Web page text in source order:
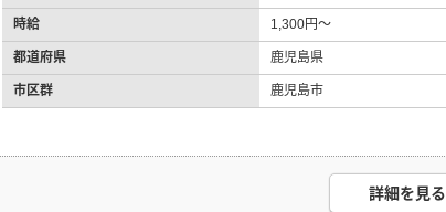
時給 1,300円～
都道府県 鹿児島県
市区群 鹿児島市
詳細を見る